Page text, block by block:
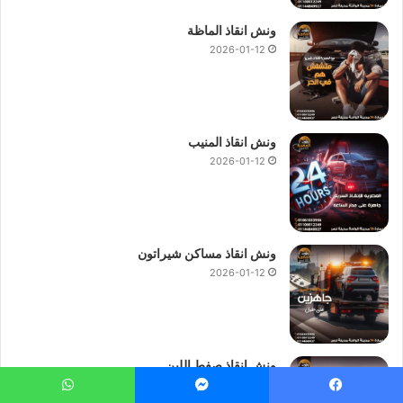
اقفال السيارة او سحب سياراتك او نقل سياراتك الي اقرب توكيل او
مركز خدمة فقط اتصل بنا الان.
ونش انقاذالنزهة
ونش انقاذ المصرية
على خدمات الانقاذ السريع على الطرق السريعة.
كما انونش انقاذ المصرية
الاوناش لانقاذ السيارات السريع بمصر وجميع المحافظات.
تقدر تكاليف أستدعاءونش السياراتحسب نقطة الانطلاق ونقطة
الوصول مع الاخذ بالاعتبار العديد من المتغيرات التي يمكن تحديدها
عادة عبر الهاتف قبل بدء الخدمة.
نصائحلإنقاذ السيارات عن التعطل !
عند تعطل سيارتك على الطريق عليك باتخاذ إجراءات
ونش انقاذ الماظة
2026-01-12
ونش انقاذ المنيب
2026-01-12
ونش انقاذ مساكن شيراتون
2026-01-12
ونش انقاذ صفط اللبن